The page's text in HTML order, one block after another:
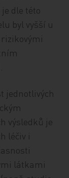
dle této
byl vyšší u
jednotlivých
výsledků je
léčiv i
látkami